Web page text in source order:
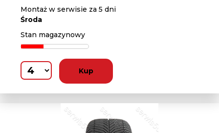
Montaż w serwisie za 5 dni
Środa
Stan magazynowy
Kup